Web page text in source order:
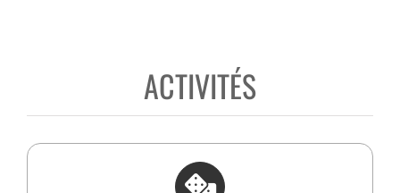
ACTIVITÉS